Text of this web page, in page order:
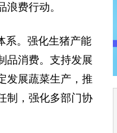
费行动。
系。强化生猪产能
品消费。支持发展
发展蔬菜生产，推
制，强化多部门协